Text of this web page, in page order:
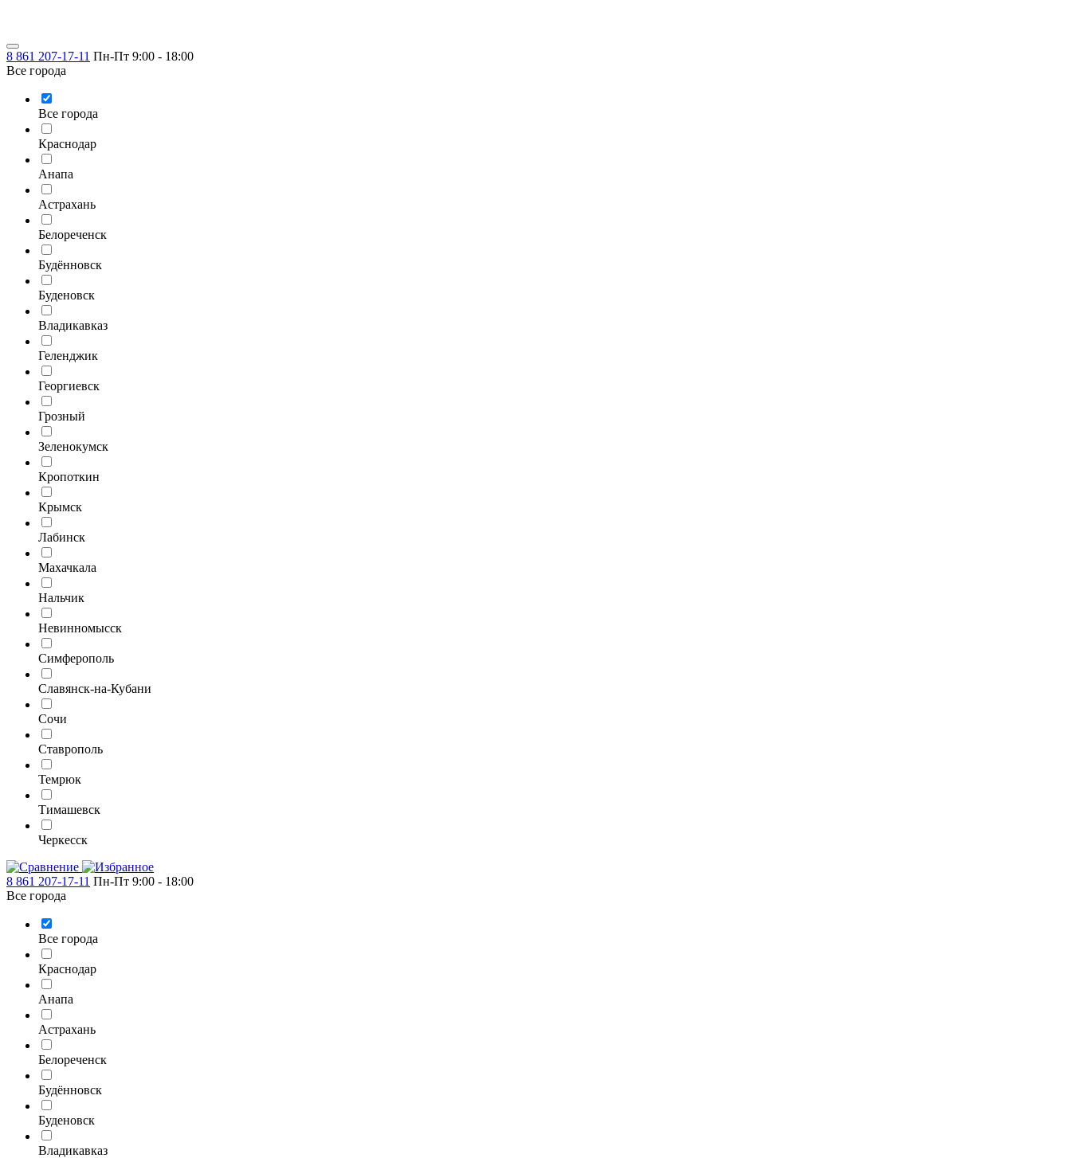
8 861 207-17-11 Пн-Пт 9:00 - 18:00
Все города
Все города
Краснодар
Анапа
Астрахань
Белореченск
Будённовск
Буденовск
Владикавказ
Геленджик
Георгиевск
Грозный
Зеленокумск
Кропоткин
Крымск
Лабинск
Махачкала
Нальчик
Невинномысск
Симферополь
Славянск-на-Кубани
Сочи
Ставрополь
Темрюк
Тимашевск
Черкесск
8 861 207-17-11 Пн-Пт 9:00 - 18:00
Все города
Все города
Краснодар
Анапа
Астрахань
Белореченск
Будённовск
Буденовск
Владикавказ